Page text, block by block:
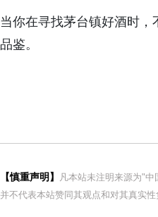
当你在寻找茅台镇好酒时
品鉴。
【慎重声明】
凡本站未注明来源为"
并不代表本站赞同其观点和对其真实